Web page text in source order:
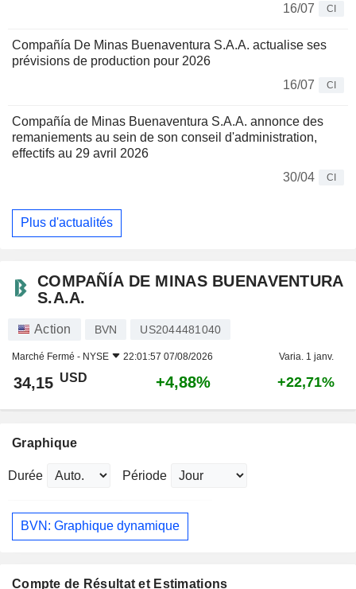
16/07
CI
Compañía De Minas Buenaventura S.A.A. actualise ses
prévisions de production pour 2026
16/07
CI
Compañía de Minas Buenaventura S.A.A. annonce des
remaniements au sein de son conseil d'administration,
effectifs au 29 avril 2026
30/04
CI
Plus d'actualités
COMPAÑÍA DE MINAS BUENAVENTURA
S.A.A.
Action BVN US2044481040
Marché Fermé - NYSE 22:01:57 07/08/2026 Varia. 1 janv.
34,15 USD +4,88% +22,71%
Graphique
Durée Période
BVN: Graphique dynamique
Compte de Résultat et Estimations